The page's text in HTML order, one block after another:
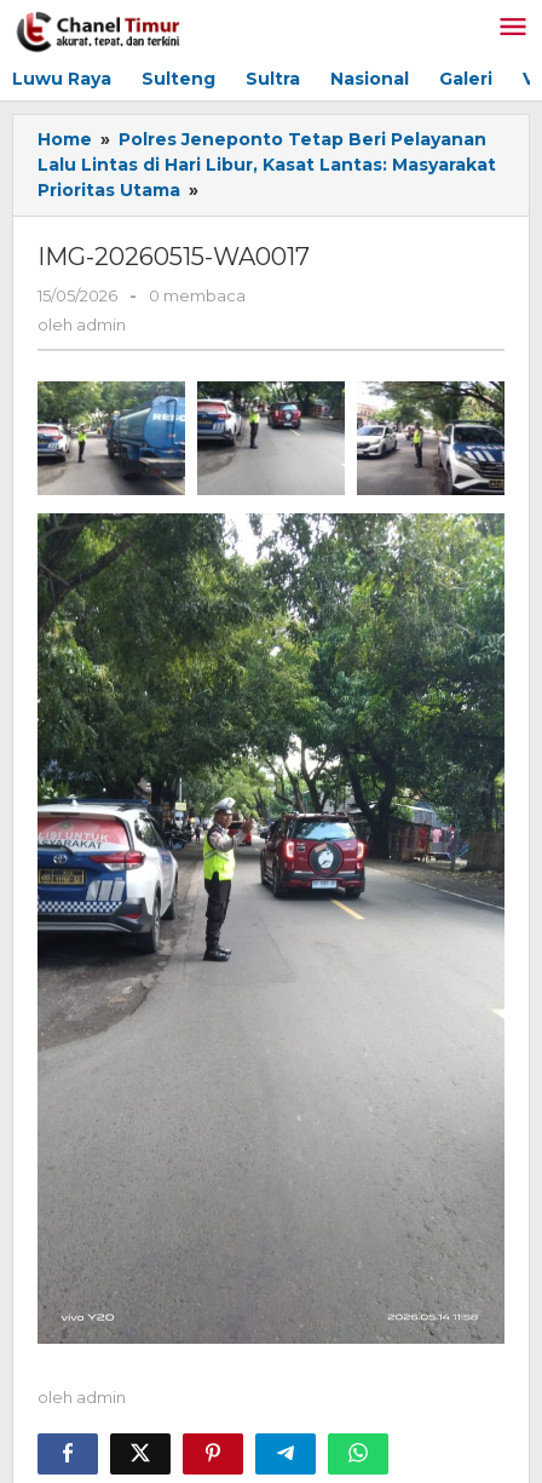
Lewati
ke
Luwu Raya Sulteng Sultra Nasional Galeri
Home » Polres Jeneponto Tetap Beri Pelayanan
Lalu Lintas di Hari Libur, Kasat Lantas: Masyarakat
Prioritas Utama »
20260515-
IMG-20260515-WA0017
15/05/2026
oleh
-
0 membaca
oleh admin
oleh admin